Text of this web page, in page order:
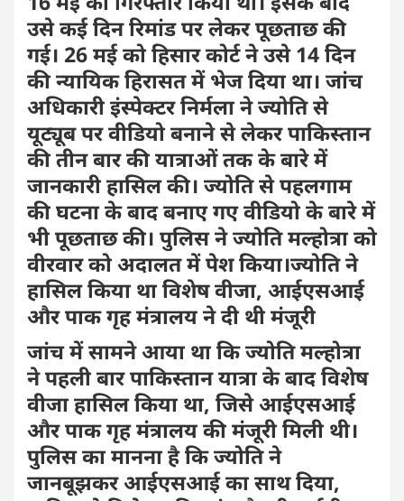
उसे कई दिन रिमांड पर लेकर पूछताछ की
गई। 26 मई को हिसार कोर्ट ने उसे 14 दिन
की न्यायिक हिरासत में भेज दिया था। जांच
अधिकारी इंस्पेक्टर निर्मला ने ज्योति से
यूट्यूब पर वीडियो बनाने से लेकर पाकिस्तान
की तीन बार की यात्राओं तक के बारे में
जानकारी हासिल की। ज्योति से पहलगाम
की घटना के बाद बनाए गए वीडियो के बारे में
भी पूछताछ की। पुलिस ने ज्योति मल्होत्रा को
वीरवार को अदालत में पेश किया।ज्योति ने
हासिल किया था विशेष वीजा, आईएसआई
और पाक गृह मंत्रालय ने दी थी मंजूरी
जांच में सामने आया था कि ज्योति मल्होत्रा
ने पहली बार पाकिस्तान यात्रा के बाद विशेष
वीजा हासिल किया था, जिसे आईएसआई
और पाक गृह मंत्रालय की मंजूरी मिली थी।
पुलिस का मानना है कि ज्योति ने
जानबूझकर आईएसआई का साथ दिया,